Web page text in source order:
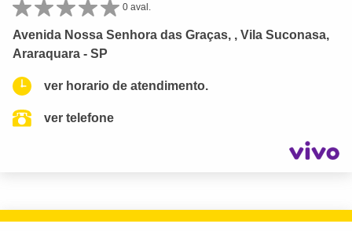
0 aval.
Avenida Nossa Senhora das Graças, , Vila Suconasa,
Araraquara - SP
ver horario de atendimento.
ver telefone